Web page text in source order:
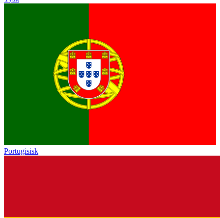
Portugisisk